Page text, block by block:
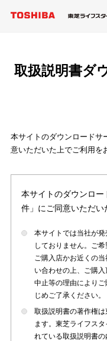
取扱説明書ダ
本サイトのダウンロードサ
意いただいた上でご利用を
本サイトのダウンロ
件」にご同意いただい
本サイトでは当社が
しておりません。ご
ご購入店かお近くの
い合わせの上、ご購
中止等の理由により
じめご了承ください。
取扱説明書の著作権
ます。東芝ライフス
れている取扱説明書